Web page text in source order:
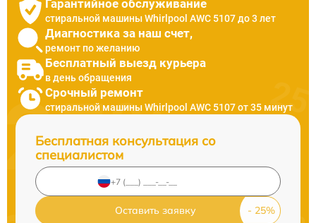
Гарантийное обслуживание
стиральной машины Whirlpool AWC 5107 до 3 лет
Диагностика за наш счет,
ремонт по желанию
Бесплатный выезд курьера
в день обращения
Срочный ремонт
стиральной машины Whirlpool AWC 5107 от 35 минут
Бесплатная консультация со
специалистом
Оставить заявку